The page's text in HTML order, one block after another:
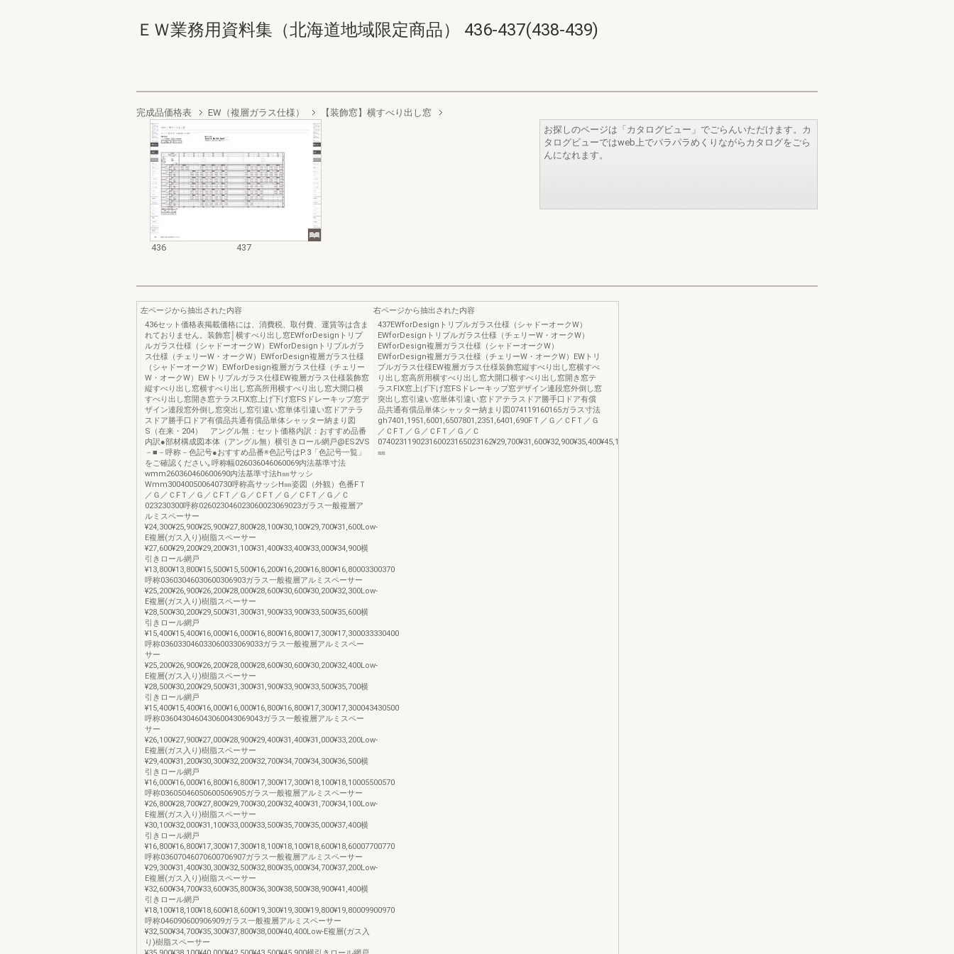
ＥＷ業務用資料集（北海道地域限定商品） 436-437(438-439)
完成品価格表 EW（複層ガラス仕様） 【装飾窓】横すべり出し窓
436 437
お探しのページは「カタログビュー」でごらんいただけます。カ
タログビューではweb上でパラパラめくりながらカタログをごら
んになれます。
左ページから抽出された内容
436セット価格表掲載価格には、消費税、取付費、運賃等は含ま
れておりません。装飾窓│横すべり出し窓EWforDesignトリプ
ルガラス仕様（シャドーオークW）EWforDesignトリプルガラ
ス仕様（チェリーW・オークW）EWforDesign複層ガラス仕様
（シャドーオークW）EWforDesign複層ガラス仕様（チェリー
W・オークW）EWトリプルガラス仕様EW複層ガラス仕様装飾窓
縦すべり出し窓横すべり出し窓高所用横すべり出し窓大開口横
すべり出し窓開き窓テラスFIX窓上げ下げ窓FSドレーキップ窓デ
ザイン連段窓外倒し窓突出し窓引違い窓単体引違い窓ドアテラ
スドア勝手口ドア有償品共通有償品単体シャッター納まり図
S（在来・204） アングル無：セット価格内訳：おすすめ品番
内訳●部材構成図本体（アングル無）横引きロール網戸@ES2VS
－■－呼称－色記号●おすすめ品番※色記号はP.3「色記号一覧」
をご確認ください｡呼称幅026036046060069内法基準寸法
wmm260360460600690内法基準寸法h㎜サッシ
Wmm300400500640730呼称高サッシH㎜姿図（外観）色番FＴ
／Ｇ／ＣFＴ／Ｇ／ＣFＴ／Ｇ／ＣFＴ／Ｇ／ＣFＴ／Ｇ／Ｃ
023230300呼称026023046023060023069023ガラス一般複層ア
ルミスペーサー
¥24,300¥25,900¥25,900¥27,800¥28,100¥30,100¥29,700¥31,600Low-
E複層(ガス入り)樹脂スペーサー
¥27,600¥29,200¥29,200¥31,100¥31,400¥33,400¥33,000¥34,900横
引きロール網戸
¥13,800¥13,800¥15,500¥15,500¥16,200¥16,200¥16,800¥16,80003300370
呼称03603046030600306903ガラス一般複層アルミスペーサー
¥25,200¥26,900¥26,200¥28,000¥28,600¥30,600¥30,200¥32,300Low-
E複層(ガス入り)樹脂スペーサー
¥28,500¥30,200¥29,500¥31,300¥31,900¥33,900¥33,500¥35,600横
引きロール網戸
¥15,400¥15,400¥16,000¥16,000¥16,800¥16,800¥17,300¥17,300033330400
呼称036033046033060033069033ガラス一般複層アルミスペー
サー
¥25,200¥26,900¥26,200¥28,000¥28,600¥30,600¥30,200¥32,400Low-
E複層(ガス入り)樹脂スペーサー
¥28,500¥30,200¥29,500¥31,300¥31,900¥33,900¥33,500¥35,700横
引きロール網戸
¥15,400¥15,400¥16,000¥16,000¥16,800¥16,800¥17,300¥17,300043430500
呼称036043046043060043069043ガラス一般複層アルミスペー
サー
¥26,100¥27,900¥27,000¥28,900¥29,400¥31,400¥31,000¥33,200Low-
E複層(ガス入り)樹脂スペーサー
¥29,400¥31,200¥30,300¥32,200¥32,700¥34,700¥34,300¥36,500横
引きロール網戸
¥16,000¥16,000¥16,800¥16,800¥17,300¥17,300¥18,100¥18,10005500570
呼称03605046050600506905ガラス一般複層アルミスペーサー
¥26,800¥28,700¥27,800¥29,700¥30,200¥32,400¥31,700¥34,100Low-
E複層(ガス入り)樹脂スペーサー
¥30,100¥32,000¥31,100¥33,000¥33,500¥35,700¥35,000¥37,400横
引きロール網戸
¥16,800¥16,800¥17,300¥17,300¥18,100¥18,100¥18,600¥18,60007700770
呼称03607046070600706907ガラス一般複層アルミスペーサー
¥29,300¥31,400¥30,300¥32,500¥32,800¥35,000¥34,700¥37,200Low-
E複層(ガス入り)樹脂スペーサー
¥32,600¥34,700¥33,600¥35,800¥36,300¥38,500¥38,900¥41,400横
引きロール網戸
¥18,100¥18,100¥18,600¥18,600¥19,300¥19,300¥19,800¥19,80009900970
呼称046090600906909ガラス一般複層アルミスペーサー
¥32,500¥34,700¥35,300¥37,800¥38,000¥40,400Low-E複層(ガス入
り)樹脂スペーサー
右ページから抽出された内容
437EWforDesignトリプルガラス仕様（シャドーオークW）
EWforDesignトリプルガラス仕様（チェリーW・オークW）
EWforDesign複層ガラス仕様（シャドーオークW）
EWforDesign複層ガラス仕様（チェリーW・オークW）EWトリ
プルガラス仕様EW複層ガラス仕様装飾窓縦すべり出し窓横すべ
り出し窓高所用横すべり出し窓大開口横すべり出し窓開き窓テ
ラスFIX窓上げ下げ窓FSドレーキップ窓デザイン連段窓外倒し窓
突出し窓引違い窓単体引違い窓ドアテラスドア勝手口ドア有償
品共通有償品単体シャッター納まり図074119160165ガラス寸法
gh7401,1951,6001,6507801,2351,6401,690FＴ／Ｇ／ＣFＴ／Ｇ
／ＣFＴ／Ｇ／ＣFＴ／Ｇ／Ｃ
㎜